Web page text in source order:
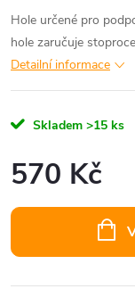
Hole určené pro
hole zaručuje
Detailní informace
Skladem >15 ks
570 Kč